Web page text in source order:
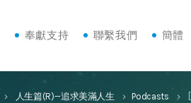
奉獻支持 聯繫我們 簡體
keyboard_arrow_right 人生篇(R)--追求美滿人生 keyboard_arrow_right Podcasts keyboard_arrow_right